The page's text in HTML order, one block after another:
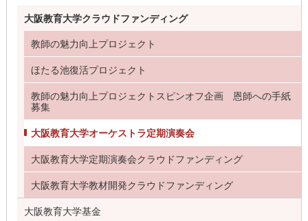
大阪教育大学クラウドファンディング
教師の魅力向上プロジェクト
ほたる池復活プロジェクト
教師の魅力向上プロジェクトスピンオフ企画 恩師への手紙
募集
大阪教育大学オーケストラ定期演奏会
大阪教育大学定期演奏会クラウドファンディング
大阪教育大学教材開発クラウドファンディング
大阪教育大学基金